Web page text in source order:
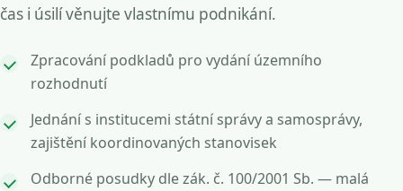
čas i úsilí věnujte vlastnímu podnikání.
Zpracování podkladů pro vydání územního
rozhodnutí
Jednání s institucemi státní správy a samosprávy,
zajištění koordinovaných stanovisek
Odborné posudky dle zák. č. 100/2001 Sb. — malá